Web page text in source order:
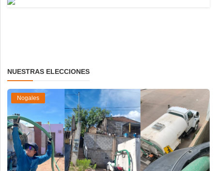
NUESTRAS ELECCIONES
Nogales